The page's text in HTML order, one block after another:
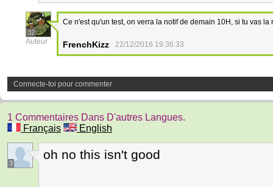
32
Auteur
Ce n'est qu'un test, on verra la notif de demain 10H, si tu vas la
FrenchKizz 22/12/2016 19:36:33
Connecte-toi pour commenter
1 Commentaires Dans D'autres Langues.
Français
English
3
oh no this isn't good